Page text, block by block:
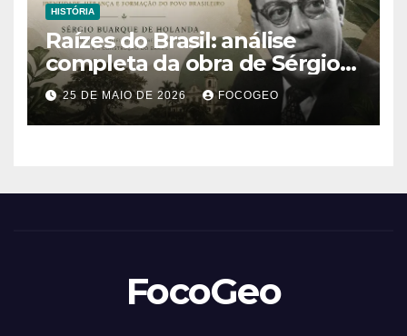
HISTÓRIA
Raízes do Brasil: análise
completa da obra de Sérgio
Buarque de Holanda e sua
importância para entender a
formação do Brasil
25 DE MAIO DE 2026 FOCOGEO
FocoGeo